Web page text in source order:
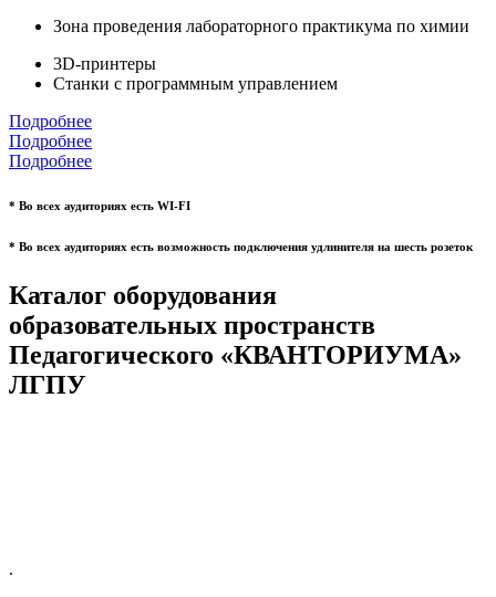
Зона проведения лабораторного практикума по химии
3D-принтеры
Станки с программным управлением
Подробнее
Подробнее
Подробнее
* Во всех аудиториях есть WI-FI
* Во всех аудиториях есть возможность подключения удлинителя на шесть розеток
Каталог оборудования
образовательных пространств
Педагогического «КВАНТОРИУМА»
ЛГПУ
.